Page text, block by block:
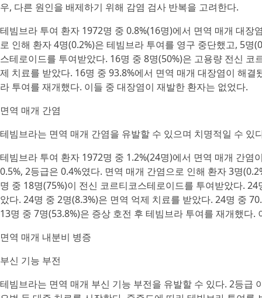
우, 다른 원인을 배제하기 위해 감염 검사 반복을 고려한다.
테빔브라 투여 환자 1972명 중 0.8%(16명)에서 면역 매개 대
로 인해 환자 4명(0.2%)은 테빔브라 투여를 영구 중단했고, 5
스테로이드를 투여받았다. 16명 중 8명(50%)은 고용량 전신
제 치료를 받았다. 16명 중 93.8%에서 면역 매개 대장염이 해
라 투여를 재개했다. 이들 중 대장염이 재발한 환자는 없었다.
면역 매개 간염
테빔브라는 면역 매개 간염을 유발할 수 있으며 치명적일 수 있
테빔브라 투여 환자 1972명 중 1.2%(24명)에서 면역 매개 간염
0.5%, 2등급은 0.4%였다. 면역 매개 간염으로 인해 환자 3명
명 중 18명(75%)이 전신 코르티코스테로이드를 투여받았다.
았다. 24명 중 2명(8.3%)은 면역 억제 치료를 받았다. 24명 중
13명 중 7명(53.8%)은 증상 호전 후 테빔브라 투여를 재개했다.
면역 매개 내분비 병증
부신 기능 부전
테빔브라는 면역 매개 부신 기능 부전을 유발할 수 있다. 2등급